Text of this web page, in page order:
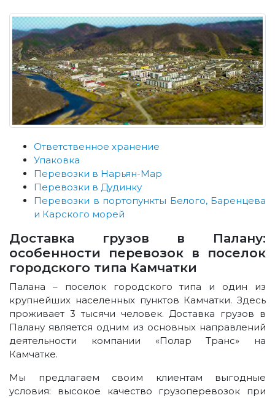
Ответственное хранение
Упаковка
Перевозки в Нарьян-Мар
Перевозки в Дудинку
Перевозки в портопункты Белого, Баренцева
и Карского морей
Доставка грузов в Палану:
особенности перевозок в поселок
городского типа Камчатки
Палана – поселок городского типа и один из
крупнейших населенных пунктов Камчатки. Здесь
проживает 3 тысячи человек. Доставка грузов в
Палану является одним из основных направлений
деятельности компании «Полар Транс» на
Камчатке.
Мы предлагаем своим клиентам выгодные
условия: высокое качество грузоперевозок при